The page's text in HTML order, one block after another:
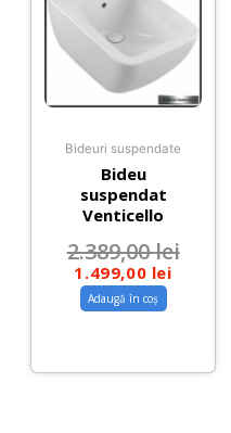
Bideuri suspendate
Bideu
suspendat
Venticello
2.389,00lei
1.499,00 lei
Adaugă în coș